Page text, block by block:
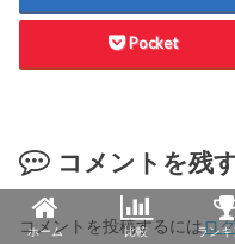
Pocket
コメントを残
コメントを投稿するにはロ
ホーム 比較 ランキ